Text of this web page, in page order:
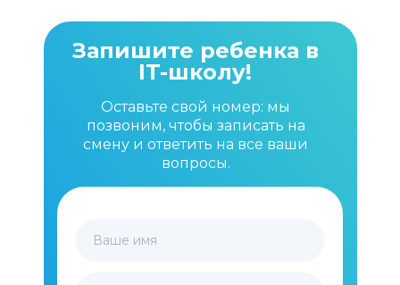
Запишите ребенка в
IT-школу!
Ваше имя
Оставьте свой номер: мы
позвоним, чтобы записать на
смену и ответить на все ваши
вопросы.